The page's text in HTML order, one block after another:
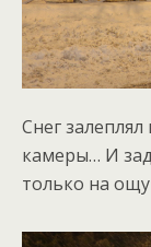
Снег
камеры… И
только на